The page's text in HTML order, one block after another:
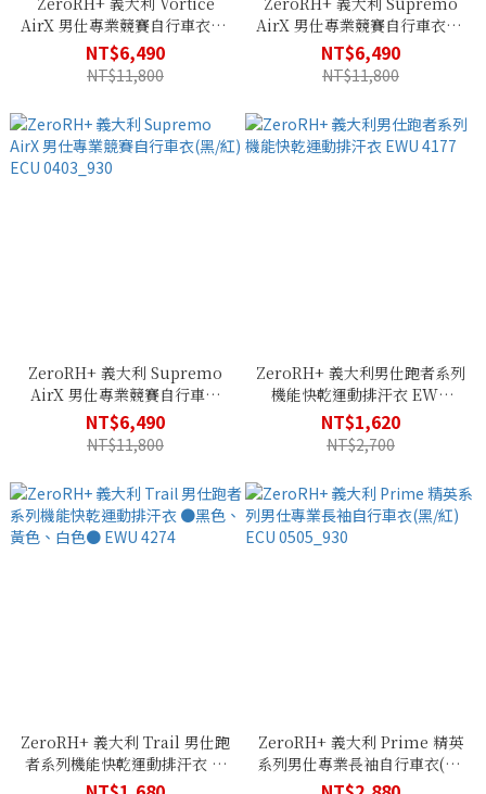
AirX 男仕專業競賽自行車衣(黑
色款) ECU 0406_CR9
NT$6,490
NT$11,800
AirX 男仕專業競賽自行車衣(反
光特仕款) ECU 0403_R90
NT$6,490
NT$11,800
ZeroRH+ 義大利 Supremo
AirX 男仕專業競賽自行車衣
(黑/紅) ECU 0403_930
NT$6,490
NT$11,800
ZeroRH+ 義大利男仕跑者系列
機能快乾運動排汗衣 EWU
4177
NT$1,620
NT$2,700
ZeroRH+ 義大利 Trail 男仕跑
者系列機能快乾運動排汗衣 ●
黑色、黃色、白色● EWU
ZeroRH+ 義大利 Prime 精英
系列男仕專業長袖自行車衣(黑/
紅) ECU 0505_930